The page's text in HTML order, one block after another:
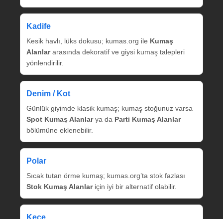
Kadife
Kesik havlı, lüks dokusu; kumas.org ile Kumaş
Alanlararasında dekoratif ve giysi kumaş talepleri
yönlendirilir.
Denim / Kot
Günlük giyimde klasik kumaş; kumaş stoğunuz varsa
Spot Kumaş Alanlarya da Parti Kumaş Alanlar
bölümüne eklenebilir.
Polar
Sıcak tutan örme kumaş; kumas.org’ta stok fazlası
Stok Kumaş Alanlariçin iyi bir alternatif olabilir.
Keçe